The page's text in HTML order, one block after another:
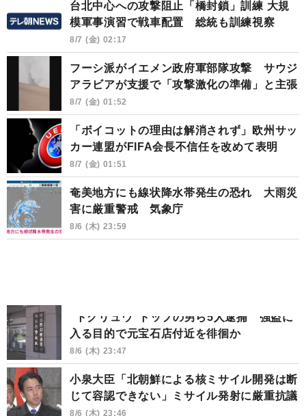
台北中心への攻撃阻止「橋封鎖」訓練 大規
模軍事演習で戦車配置 総統も訓練視察
8/7 (金) 02:17
フーシ派がイエメン政府軍部隊攻撃 サウジ
アラビアが支援で「攻撃激化の準備」と主張
8/7 (金) 01:52
「ボイコットの理由は解消されず」欧州サッ
カー連盟がFIFA会長不信任を改めて表明
8/7 (金) 01:51
奄美地方にも線状降水帯発生の恐れ 大雨災
害に厳重警戒 気象庁
8/6 (木) 23:59
“トクリュウ”トップの男ら5人逮捕 強盗に
入る目的で元宝石店付近を徘徊か
8/6 (木) 23:47
小泉大臣「北朝鮮による核ミサイル開発は断
じて容認できない」ミサイル発射に厳重抗議
8/6 (木) 23:46